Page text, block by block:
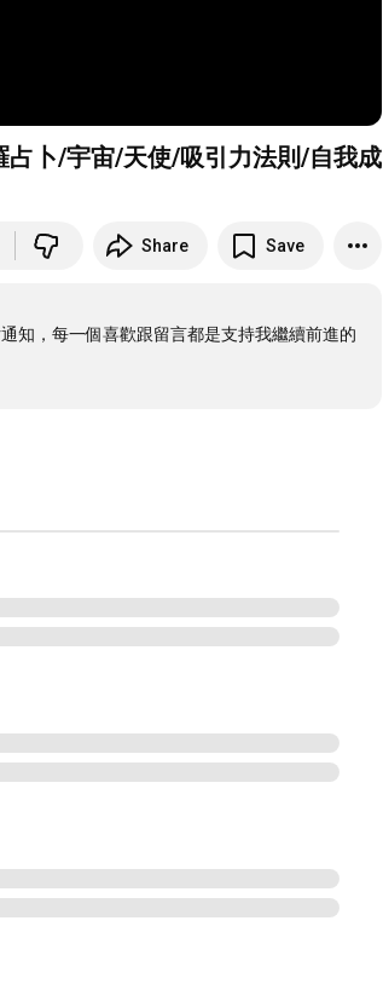
占卜/宇宙/天使/吸引力法則/自我成
Share Save
知，每一個喜歡跟留言都是支持我繼續前進的